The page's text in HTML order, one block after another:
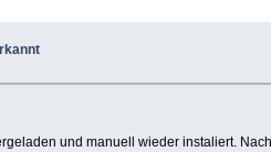
und manuell wieder instaliert.